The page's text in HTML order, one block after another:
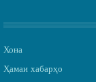
Хона
Ҳамаи хабарҳо